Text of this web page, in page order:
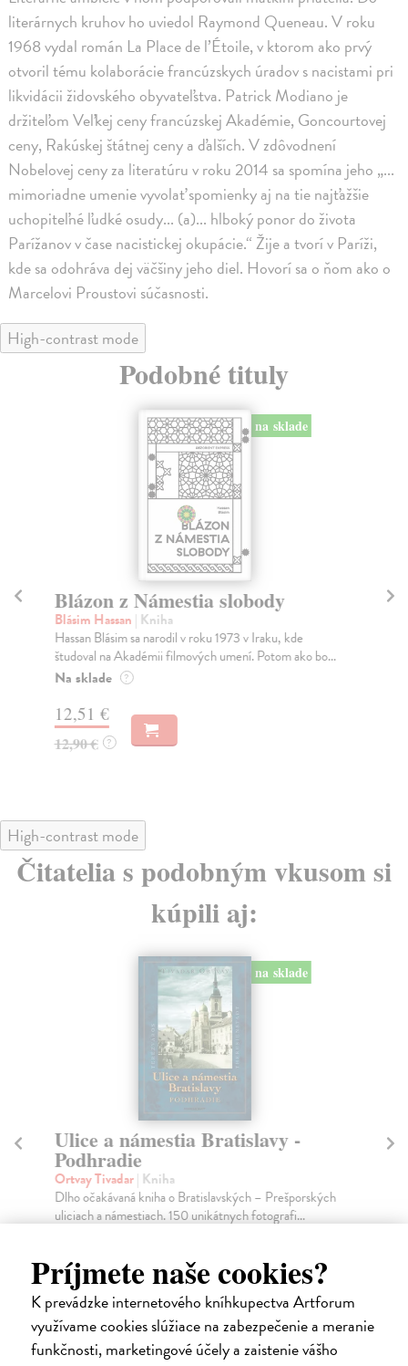
Príjmete naše cookies?
K prevádzke internetového kníhkupectva Artforum
využívame cookies slúžiace na zabezpečenie a meranie
funkčnosti, marketingové účely a zaistenie vášho
literárnych kruhov ho uviedol Raymond Queneau. V roku
1968 vydal román La Place de l’Étoile, v ktorom ako prvý
otvoril tému kolaborácie francúzskych úradov s nacistami pri
likvidácii židovského obyvateľstva. Patrick Modiano je
držiteľom Veľkej ceny francúzskej Akadémie, Goncourtovej
ceny, Rakúskej štátnej ceny a ďalších. V zdôvodnení
Nobelovej ceny za literatúru v roku 2014 sa spomína jeho „...
mimoriadne umenie vyvolať spomienky aj na tie najťažšie
uchopiteľné ľudké osudy... (a)... hlboký ponor do života
Parížanov v čase nacistickej okupácie.“ Žije a tvorí v Paríži,
kde sa odohráva dej väčšiny jeho diel. Hovorí sa o ňom ako o
Marcelovi Proustovi súčasnosti.
High-contrast mode
Podobné tituly
na sklade
Blázon z Námestia slobody
Blásim Hassan | Kniha
Hassan Blásim sa narodil v roku 1973 v Iraku, kde
študoval na Akadémii filmových umení. Potom ako bo...
Na sklade ?
12,51 €
12,90 € ?
High-contrast mode
Čitatelia s podobným vkusom si
kúpili aj:
na sklade
Ulice a námestia Bratislavy -
Podhradie
Ortvay Tivadar| Kniha
Dlho očakávaná kniha o Bratislavských – Prešporských
uliciach a námestiach. 150 unikátnych fotografi...
12,51 €
12,90 € ?